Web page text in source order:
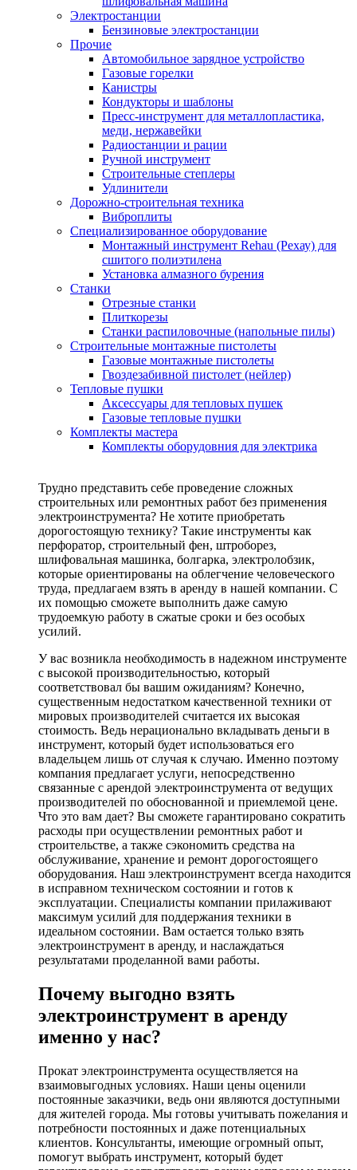
Электростанции
Бензиновые электростанции
Прочие
Автомобильное зарядное устройство
Газовые горелки
Канистры
Кондукторы и шаблоны
Пресс-инструмент для металлопластика,
меди, нержавейки
Радиостанции и рации
Ручной инструмент
Строительные степлеры
Удлинители
Дорожно-строительная техника
Виброплиты
Специализированное оборудование
Монтажный инструмент Rehau (Рехау) для
сшитого полиэтилена
Установка алмазного бурения
Станки
Отрезные станки
Плиткорезы
Станки распиловочные (напольные пилы)
Строительные монтажные пистолеты
Газовые монтажные пистолеты
Гвоздезабивной пистолет (нейлер)
Тепловые пушки
Аксессуары для тепловых пушек
Газовые тепловые пушки
Комплекты мастера
Комплекты оборудовния для электрика
Трудно представить себе проведение сложных
строительных или ремонтных работ без применения
электроинструмента? Не хотите приобретать
дорогостоящую технику? Такие инструменты как
перфоратор, строительный фен, штроборез,
шлифовальная машинка, болгарка, электролобзик,
которые ориентированы на облегчение человеческого
труда, предлагаем взять в аренду в нашей компании. С
их помощью сможете выполнить даже самую
трудоемкую работу в сжатые сроки и без особых
усилий.
У вас возникла необходимость в надежном инструменте
с высокой производительностью, который
соответствовал бы вашим ожиданиям? Конечно,
существенным недостатком качественной техники от
мировых производителей считается их высокая
стоимость. Ведь нерационально вкладывать деньги в
инструмент, который будет использоваться его
владельцем лишь от случая к случаю. Именно поэтому
компания предлагает услуги, непосредственно
связанные с арендой электроинструмента от ведущих
производителей по обоснованной и приемлемой цене.
Что это вам дает? Вы сможете гарантировано сократить
расходы при осуществлении ремонтных работ и
строительстве, а также сэкономить средства на
обслуживание, хранение и ремонт дорогостоящего
оборудования. Наш электроинструмент всегда находится
в исправном техническом состоянии и готов к
эксплуатации. Специалисты компании прилаживают
максимум усилий для поддержания техники в
идеальном состоянии. Вам остается только взять
электроинструмент в аренду, и наслаждаться
результатами проделанной вами работы.
Почему выгодно взять
электроинструмент в аренду
именно у нас?
Прокат электроинструмента осуществляется на
взаимовыгодных условиях. Наши цены оценили
постоянные заказчики, ведь они являются доступными
для жителей города. Мы готовы учитывать пожелания и
потребности постоянных и даже потенциальных
клиентов. Консультанты, имеющие огромный опыт,
помогут выбрать инструмент, который будет